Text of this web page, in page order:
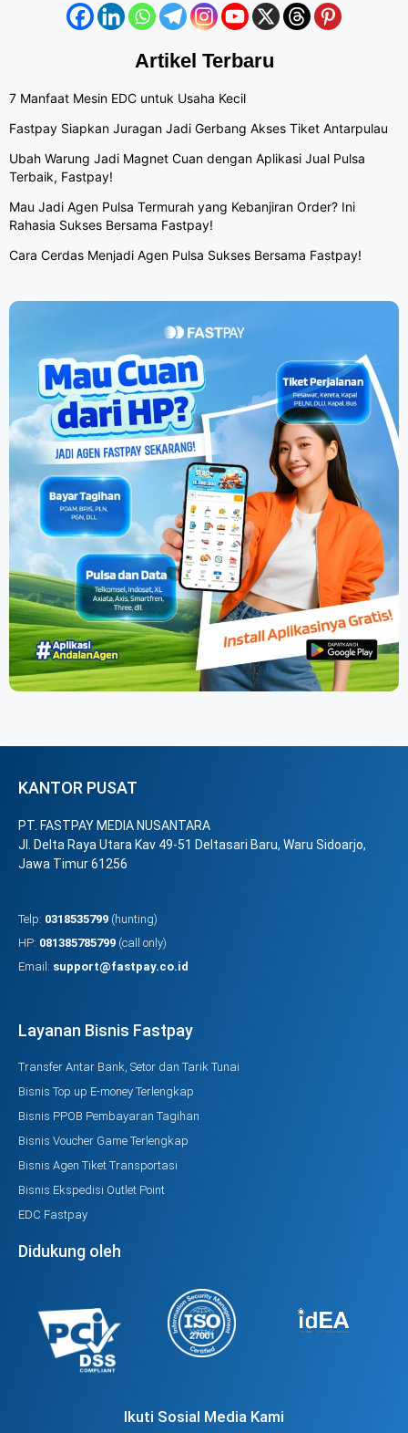
Artikel Terbaru
7 Manfaat Mesin EDC untuk Usaha Kecil
Fastpay Siapkan Juragan Jadi Gerbang Akses Tiket Antarpulau
Ubah Warung Jadi Magnet Cuan dengan Aplikasi Jual Pulsa
Terbaik, Fastpay!
Mau Jadi Agen Pulsa Termurah yang Kebanjiran Order? Ini
Rahasia Sukses Bersama Fastpay!
Cara Cerdas Menjadi Agen Pulsa Sukses Bersama Fastpay!
KANTOR PUSAT
PT. FASTPAY MEDIA NUSANTARA
Jl. Delta Raya Utara Kav 49-51 Deltasari Baru, Waru Sidoarjo,
Jawa Timur 61256
Telp: 0318535799 (hunting)
HP: 081385785799 (call only)
Email: support@fastpay.co.id
Layanan Bisnis Fastpay
Transfer Antar Bank, Setor dan Tarik Tunai
Bisnis Top up E-money Terlengkap
Bisnis PPOB Pembayaran Tagihan
Bisnis Voucher Game Terlengkap
Bisnis Agen Tiket Transportasi
Bisnis Ekspedisi Outlet Point
EDC Fastpay
Didukung oleh
Ikuti Sosial Media Kami